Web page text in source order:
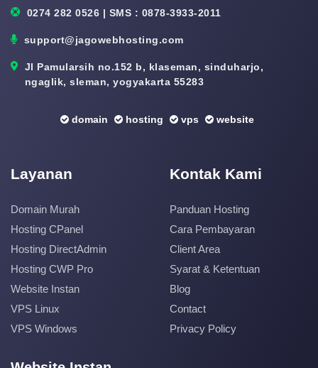
0274 282 0526 | SMS : 0878-3933-2011
support@jagowebhosting.com
Jl Pamularsih no.152 b, klaseman, sinduharjo,
ngaglik, sleman, yogyakarta 55283
domain hosting vps website
Layanan
Domain Murah
Hosting CPanel
Hosting DirectAdmin
Hosting CWP Pro
Website Instan
VPS Linux
VPS Windows
Kontak Kami
Panduan Hosting
Cara Pembayaran
Client Area
Syarat & Ketentuan
Blog
Contact
Privacy Policy